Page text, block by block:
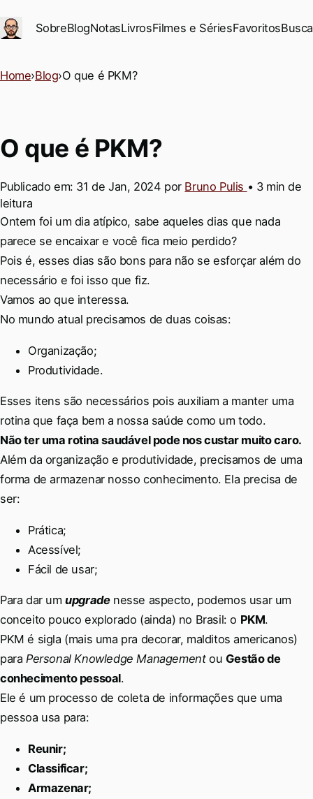
Ir para conteúdo principal
SobreBlogNotasLivrosFilmes e SériesFavoritosBusca
Home›Blog›O que é PKM?
O que é PKM?
Publicado em: 31 de Jan, 2024 por Bruno Pulis • 3 min de
leitura
Permalink
Ontem foi um dia atípico, sabe aqueles dias que nada
parece se encaixar e você fica meio perdido?
Pois é, esses dias são bons para não se esforçar além do
necessário e foi isso que fiz.
Vamos ao que interessa.
No mundo atual precisamos de duas coisas:
Organização;
Produtividade.
Esses itens são necessários pois auxiliam a manter uma
rotina que faça bem a nossa saúde como um todo.
Não ter uma rotina saudável pode nos custar muito caro.
Além da organização e produtividade, precisamos de uma
forma de armazenar nosso conhecimento. Ela precisa de
ser:
Prática;
Acessível;
Fácil de usar;
Para dar umupgradenesse aspecto, podemos usar um
conceito pouco explorado (ainda) no Brasil: o PKM.
PKM é sigla (mais uma pra decorar, malditos americanos)
para Personal Knowledge Managementou Gestão de
conhecimento pessoal.
Ele é um processo de coleta de informações que uma
pessoa usa para:
Reunir;
Classificar;
Armazenar;